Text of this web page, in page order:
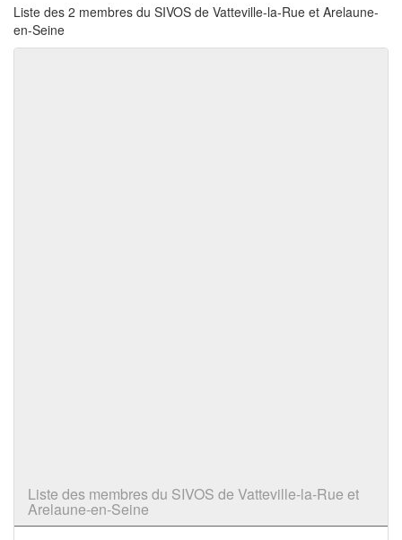
Liste des 2 membres du SIVOS de Vatteville-la-Rue et Arelaune-
en-Seine
Liste des membres du SIVOS de Vatteville-la-Rue et
Arelaune-en-Seine